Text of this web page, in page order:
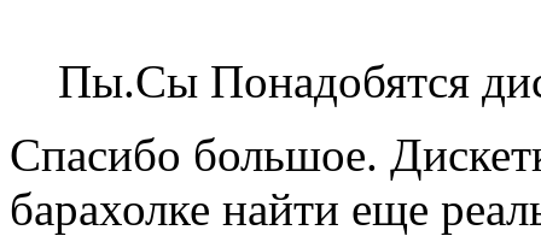
Пы.Сы Понадобятся
Спасибо большое.
барахолке найти еще